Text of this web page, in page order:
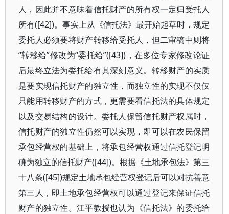
人，因此并不意味着信托财产的所有权一定归受托人
所有([42])。事实上从《信托法》最开始起草时，规定
委托人必须要将财产转移给受托人，但二审稿中则将
“转移给”修改为“委托给”([43])，在多位专家修改论证
后最终立法为委托给有其深刻意义。转移财产的实质
是要实现信托财产的独立性，而独立性的实现不仅仅
只能用转移财产的方式，更需要看信托法的具体规定
以及交易结构的设计。委托人保留信托财产权属时，
信托财产的独立性仍然可以实现，即可以在农民保留
承包经营权的基础上，将承包经营权通过信托登记明
确为独立的信托财产([44])。根据《土地承包法》第三
十八条([45])规定土地承包经营权登记后可以对抗善意
第三人，即土地承包经营权可以通过登记来保证信托
财产的独立性。江平教授也认为《信托法》的委托给